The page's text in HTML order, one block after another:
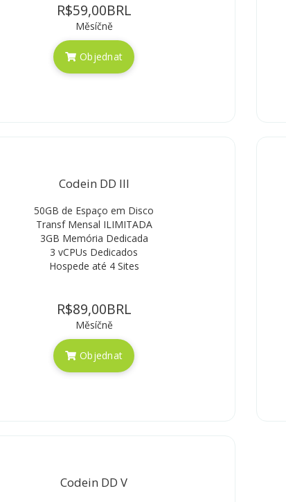
R$59,00BRL
Měsíčně
Objednat
Codein DD III
50GB de Espaço em Disco
Transf Mensal ILIMITADA
3GB Memória Dedicada
3 vCPUs Dedicados
Hospede até 4 Sites
R$89,00BRL
Měsíčně
Objednat
Codein DD V